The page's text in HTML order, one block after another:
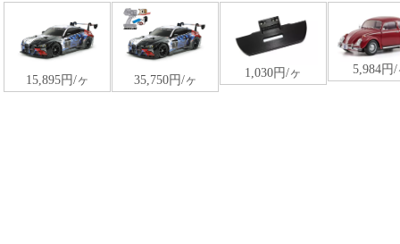
15,895円/ヶ 35,750円/ヶ
1,030円/ヶ 5,984円/